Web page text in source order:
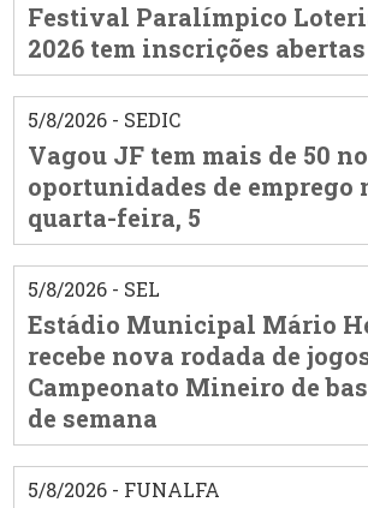
Festival Paralímpico
2026 tem inscrições abertas
5/8/2026 - SEDIC
Vagou JF tem mais de 50
oportunidades de emprego
quarta-feira, 5
5/8/2026 - SEL
Estádio Municipal Mário
recebe nova rodada de
Campeonato Mineiro de
de semana
5/8/2026 - FUNALFA